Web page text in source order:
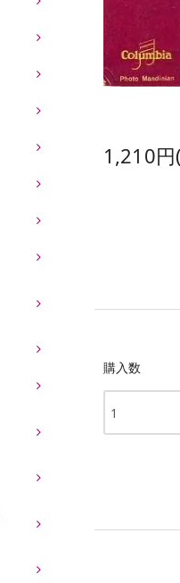
1,210
購入数